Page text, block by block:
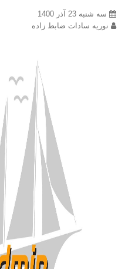
سه شنبه 23 آذر 1400
نوریه سادات ضابط زاده